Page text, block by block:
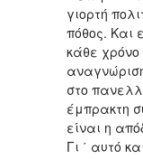
γιορτή
πόθος. Και
κάθε χρόνο
στο
έμπρακτη
είναι η
Γι ΄ αυτό